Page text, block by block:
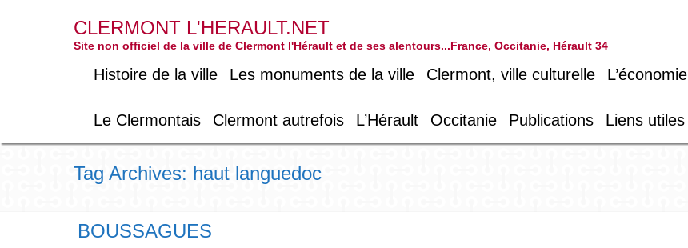
CLERMONT L'HERAULT.NET
Site non officiel de la ville de Clermont l'Hérault et de ses alentours...France, Occitanie, Hérault 34
Histoire de la ville Les monuments de la ville Clermont, ville culturelle L’économie
Le Clermontais Clermont autrefois L’Hérault Occitanie Publications Liens utiles
Tag Archives: haut languedoc
BOUSSAGUES